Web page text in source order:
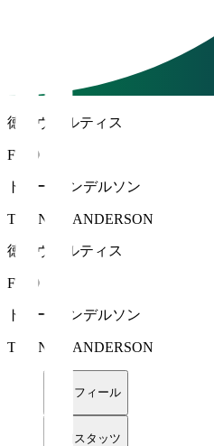
徳島ヴォルティス
FW 9
トニー アンデルソン
THONNY ANDERSON
徳島ヴォルティス
FW 9
トニー アンデルソン
THONNY ANDERSON
プロフィール
詳細スタッツ